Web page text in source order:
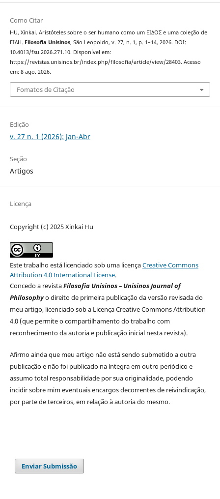
Como Citar
HU, Xinkai. Aristóteles sobre o ser humano como um ΕΙΔΟΣ e uma coleção de
ΕΙΔH. Filosofia Unisinos, São Leopoldo, v. 27, n. 1, p. 1–14, 2026. DOI:
10.4013/fsu.2026.271.10. Disponível em:
https://revistas.unisinos.br/index.php/filosofia/article/view/28403. Acesso
em: 8 ago. 2026.
Fomatos de Citação
Edição
v. 27 n. 1 (2026): Jan-Abr
Seção
Artigos
Licença
Copyright (c) 2025 Xinkai Hu
Este trabalho está licenciado sob uma licençaCreative Commons
Attribution 4.0 International License.
Concedo a revistaFilosofia Unisinos – Unisinos Journal of
Philosophyo direito de primeira publicação da versão revisada do
meu artigo, licenciado sob a Licença Creative Commons Attribution
4.0 (que permite o compartilhamento do trabalho com
reconhecimento da autoria e publicação inicial nesta revista).
Afirmo ainda que meu artigo não está sendo submetido a outra
publicação e não foi publicado na íntegra em outro periódico e
assumo total responsabilidade por sua originalidade, podendo
incidir sobre mim eventuais encargos decorrentes de reivindicação,
por parte de terceiros, em relação à autoria do mesmo.
Enviar Submissão